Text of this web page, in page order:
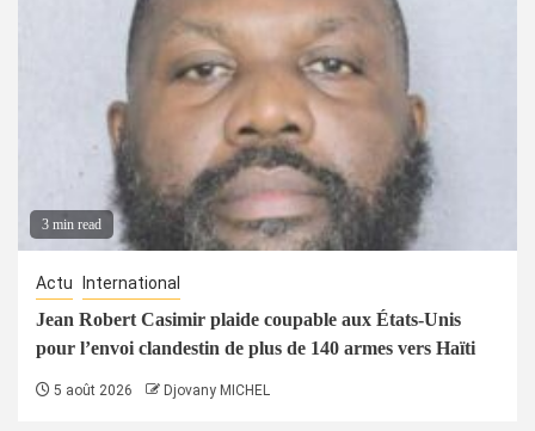
3 min read
Actu International
Jean Robert Casimir plaide coupable aux États-Unis
pour l’envoi clandestin de plus de 140 armes vers Haïti
5 août 2026 Djovany MICHEL